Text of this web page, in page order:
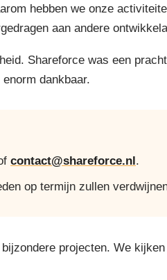
hebben we onze
aan andere
Shareforce was een
dankbaar.
contact@shareforce.nl.
op termijn zullen
projecten. We